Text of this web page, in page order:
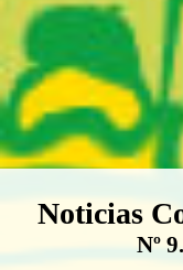
Boletín
Noticias
Nº